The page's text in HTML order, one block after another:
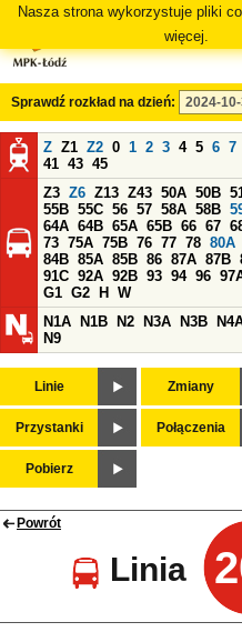
Nasza strona wykorzystuje pliki
więcej.
Sprawdź rozkład na dzień:
Z Z1 Z2 0 1 2 3 4 5 6 7
41 43 45
Z3 Z6 Z13 Z43 50A 50B
55B 55C 56 57 58A 58B
64A 64B 65A 65B 66 67
73 75A 75B 76 77 78 80A
84B 85A 85B 86 87A 87B
91C 92A 92B 93 94 96
G1 G2 H
W
N1A
N1B N2 N3A N3B
N9
Linie Zmiany
Przystanki Połączenia
Pobierz
Powrót
Linia